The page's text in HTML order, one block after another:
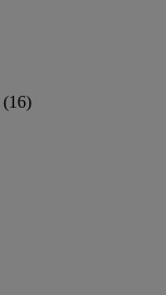
(16)